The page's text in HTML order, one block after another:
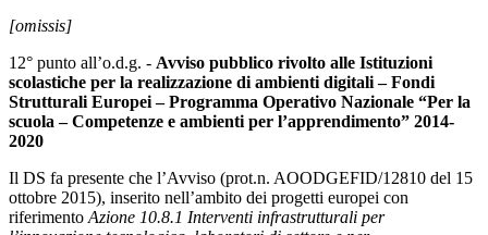
[omissis]
12° punto all’o.d.g. - Avviso pubblico rivolto alle Istituzioni
scolastiche per la realizzazione di ambienti digitali – Fondi
Strutturali Europei – Programma Operativo Nazionale “Per la
scuola – Competenze e ambienti per l’apprendimento” 2014-
2020
Il DS fa presente che l’Avviso (prot.n. AOODGEFID/12810 del 15
ottobre 2015), inserito nell’ambito dei progetti europei con
riferimento Azione 10.8.1 Interventi infrastrutturali per